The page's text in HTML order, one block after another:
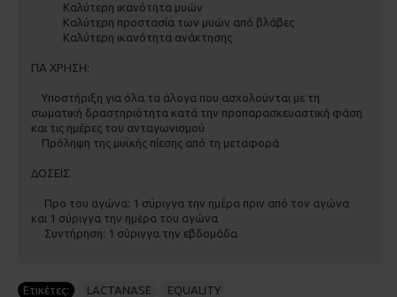
Καλύτερη ικανότητα μυών
Καλύτερη προστασία των μυών από βλάβες
Καλύτερη ικανότητα ανάκτησης
ΓΙΑ ΧΡΗΣΗ:
Υποστήριξη για όλα τα άλογα που ασχολούνται με τη
σωματική δραστηριότητα κατά την προπαρασκευαστική φάση
και τις ημέρες του ανταγωνισμού
Πρόληψη της μυϊκής πίεσης από τη μεταφορά
ΔΟΣΕΙΣ
Προ του αγώνα: 1 σύριγγα την ημέρα πριν από τον αγώνα
και 1 σύριγγα την ημέρα του αγώνα
Συντήρηση: 1 σύριγγα την εβδομάδα
Ετικέτες: LACTANASE EQUALITY